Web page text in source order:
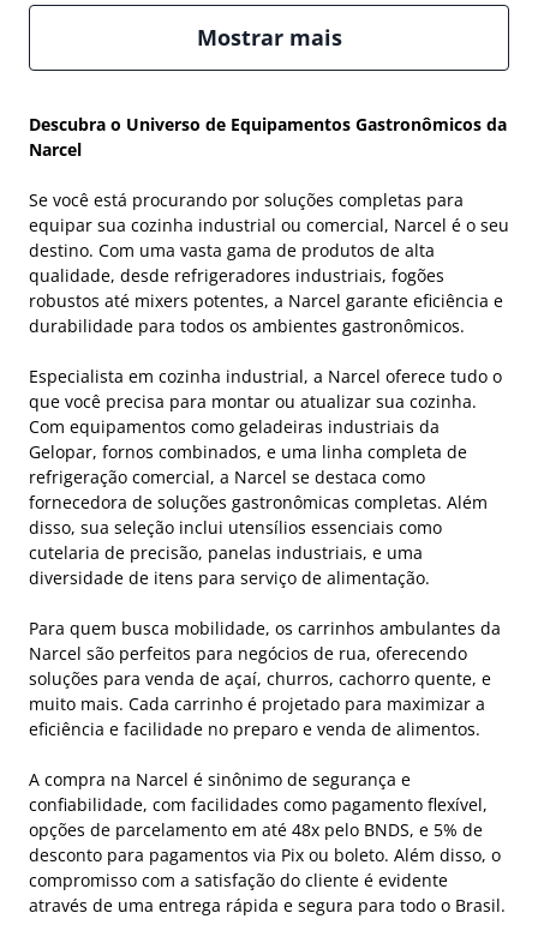
Mostrar mais
Descubra o Universo de Equipamentos Gastronômicos da
Narcel
Se você está procurando por soluções completas para
equipar sua cozinha industrial ou comercial, Narcel é o seu
destino. Com uma vasta gama de produtos de alta
qualidade, desde refrigeradores industriais, fogões
robustos até mixers potentes, a Narcel garante eficiência e
durabilidade para todos os ambientes gastronômicos.
Especialista em cozinha industrial, a Narcel oferece tudo o
que você precisa para montar ou atualizar sua cozinha.
Com equipamentos como geladeiras industriais da
Gelopar, fornos combinados, e uma linha completa de
refrigeração comercial, a Narcel se destaca como
fornecedora de soluções gastronômicas completas. Além
disso, sua seleção inclui utensílios essenciais como
cutelaria de precisão, panelas industriais, e uma
diversidade de itens para serviço de alimentação.
Para quem busca mobilidade, os carrinhos ambulantes da
Narcel são perfeitos para negócios de rua, oferecendo
soluções para venda de açaí, churros, cachorro quente, e
muito mais. Cada carrinho é projetado para maximizar a
eficiência e facilidade no preparo e venda de alimentos.
A compra na Narcel é sinônimo de segurança e
confiabilidade, com facilidades como pagamento flexível,
opções de parcelamento em até 48x pelo BNDS, e 5% de
desconto para pagamentos via Pix ou boleto. Além disso, o
compromisso com a satisfação do cliente é evidente
através de uma entrega rápida e segura para todo o Brasil.